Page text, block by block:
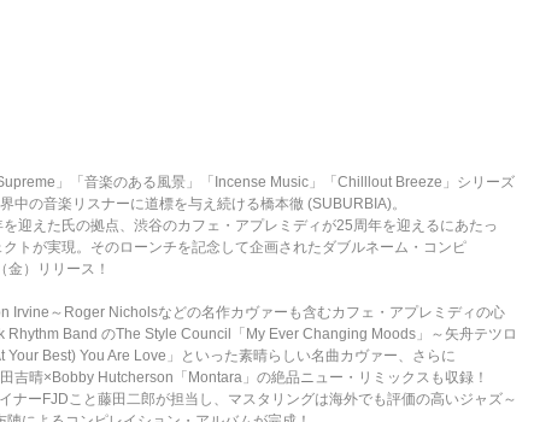
」「音楽のある風景」「Incense Music」「Chilllout Breeze」シリーズ
の音楽リスナーに道標を与え続ける橋本徹 (SUBURBIA)。
迎えた氏の拠点、渋谷のカフェ・アプレミディが25周年を迎えるにあたっ
トが実現。そのローンチを記念して企画されたダブルネーム・コンピ
）リリース！
Irvine～Roger Nicholsなどの名作カヴァーも含むカフェ・アプレミディの心
Band のThe Style Council「My Ever Changing Moods」～矢舟テツロ
Best) You Are Love」といった素晴らしい名曲カヴァー、さらに
晴×Bobby Hutcherson「Montara」の絶品ニュー・リミックスも収録！
ーFJDこと藤田二郎が担当し、マスタリングは海外でも評価の高いジャズ～